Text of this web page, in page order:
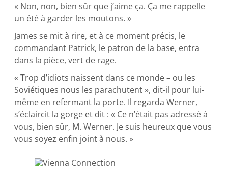
« Non, non, bien sûr que j’aime ça. Ça me rappelle
un été à garder les moutons. »
James se mit à rire, et à ce moment précis, le
commandant Patrick, le patron de la base, entra
dans la pièce, vert de rage.
« Trop d’idiots naissent dans ce monde – ou les
Soviétiques nous les parachutent », dit-il pour lui-
même en refermant la porte. Il regarda Werner,
s’éclaircit la gorge et dit : « Ce n’était pas adressé à
vous, bien sûr, M. Werner. Je suis heureux que vous
vous soyez enfin joint à nous. »